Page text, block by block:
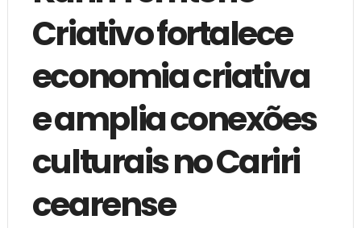
Criativo fortalece
economia criativa
e amplia conexões
culturais no Cariri
cearense